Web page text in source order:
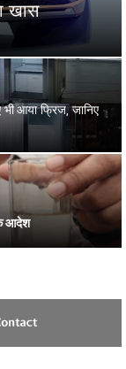
खास
आया फ्रिज, जानिए
आदेश